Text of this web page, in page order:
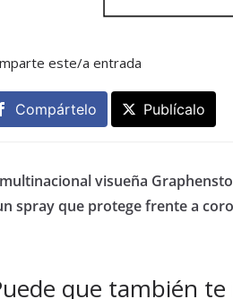
este/a entrada
Compártelo Publícalo
visueña
spray que protege frente a
que también